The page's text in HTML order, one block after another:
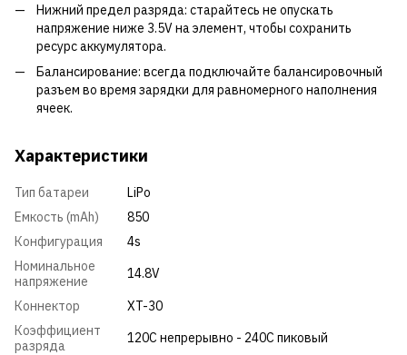
Нижний предел разряда: старайтесь не опускать
напряжение ниже 3.5V на элемент, чтобы сохранить
ресурс аккумулятора.
Балансирование: всегда подключайте балансировочный
разъем во время зарядки для равномерного наполнения
ячеек.
Характеристики
Тип батареи
LiPo
Емкость (mAh)
850
Конфигурация
4s
Номинальное
напряжение
14.8V
Коннектор
XT-30
Коэффициент
разряда
120С непрерывно - 240С пиковый